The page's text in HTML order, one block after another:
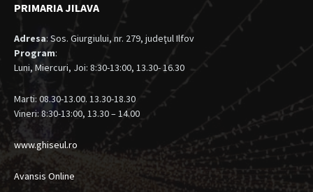
PRIMARIA JILAVA
Adresa: Sos. Giurgiului, nr. 279, judeţul Ilfov
Program:
Luni, Miercuri, Joi: 8:30-13:00, 13.30- 16.30
Marti: 08.30-13.00. 13.30-18.30
Vineri: 8:30-13:00, 13.30 – 14.00
www.ghiseul.ro
Avansis Online